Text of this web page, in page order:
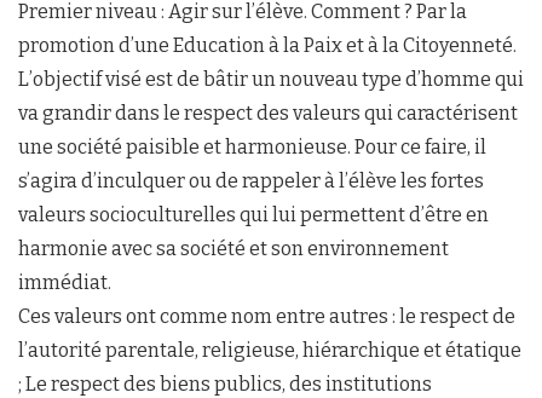
Premier niveau : Agir sur l’élève. Comment ? Par la
promotion d’une Education à la Paix et à la Citoyenneté.
L’objectif visé est de bâtir un nouveau type d’homme qui
va grandir dans le respect des valeurs qui caractérisent
une société paisible et harmonieuse. Pour ce faire, il
s’agira d’inculquer ou de rappeler à l’élève les fortes
valeurs socioculturelles qui lui permettent d’être en
harmonie avec sa société et son environnement
immédiat.
Ces valeurs ont comme nom entre autres : le respect de
l’autorité parentale, religieuse, hiérarchique et étatique
; Le respect des biens publics, des institutions